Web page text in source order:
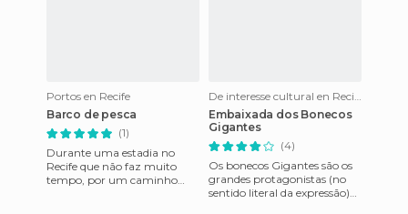
Portos en Recife
Barco de pesca
(1)
Durante uma estadia no
Recife que não faz muito
tempo, por um caminho
De interesse cultural en Recife
Embaixada dos Bonecos
Gigantes
(4)
Os bonecos Gigantes são os
grandes protagonistas (no
sentido literal da expressão)